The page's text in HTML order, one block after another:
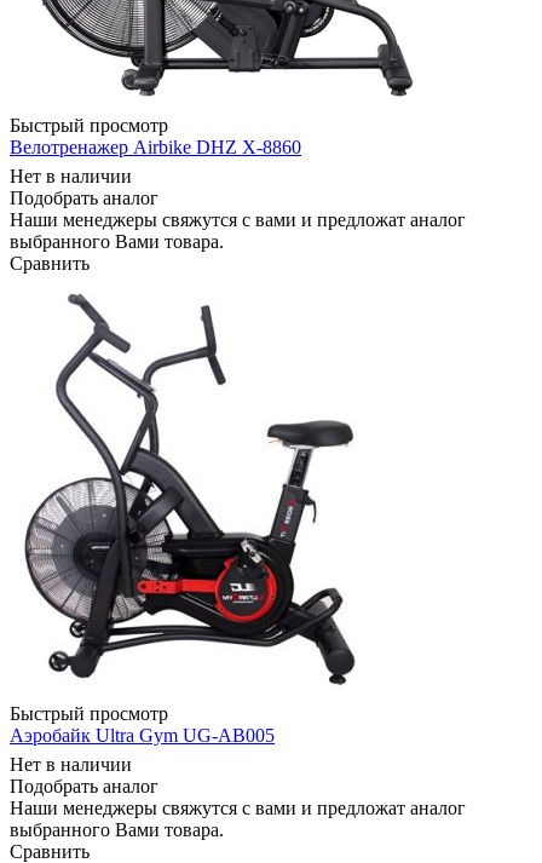
Быстрый просмотр
Велотренажер Airbike DHZ X-8860
Нет в наличии
Подобрать аналог
Наши менеджеры свяжутся с вами и предложат аналог
выбранного Вами товара.
Сравнить
Быстрый просмотр
Аэробайк Ultra Gym UG-AB005
Нет в наличии
Подобрать аналог
Наши менеджеры свяжутся с вами и предложат аналог
выбранного Вами товара.
Сравнить